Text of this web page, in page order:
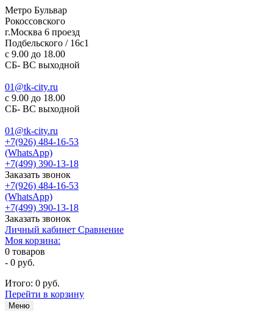
Метро Бульвар
Рокоссовского
г.Москва 6 проезд
Подбельского / 16с1
c 9.00 до 18.00
СБ- ВС выходной
01@tk-city.ru
c 9.00 до 18.00
СБ- ВС выходной
01@tk-city.ru
+7(926) 484-16-53
(WhatsApp)
+7(499) 390-13-18
Заказать звонок
+7(926) 484-16-53
(WhatsApp)
+7(499) 390-13-18
Заказать звонок
Личный кабинет Сравнение
Моя корзина:
0 товаров
- 0 руб.
Итого: 0 руб.
Перейти в корзину
Меню